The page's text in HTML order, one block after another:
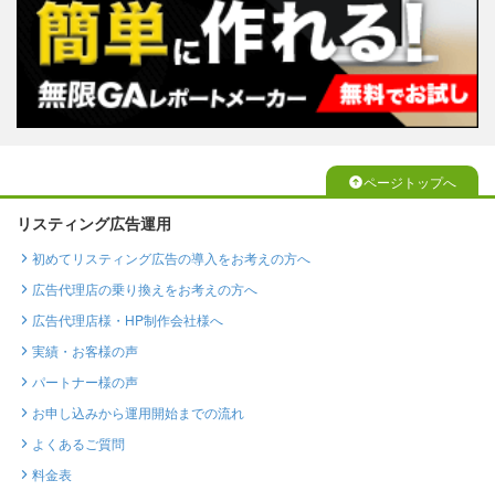
ページトップへ
リスティング広告運用
初めてリスティング広告の導入をお考えの方へ
広告代理店の乗り換えをお考えの方へ
広告代理店様・HP制作会社様へ
実績・お客様の声
パートナー様の声
お申し込みから運用開始までの流れ
よくあるご質問
料金表